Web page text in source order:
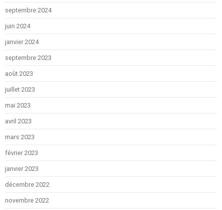
septembre 2024
juin 2024
janvier 2024
septembre 2023
août 2023
juillet 2023
mai 2023
avril 2023
mars 2023
février 2023
janvier 2023
décembre 2022
novembre 2022